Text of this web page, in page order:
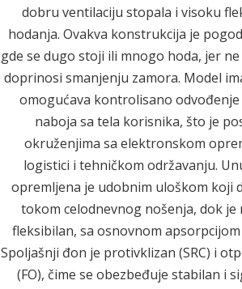
dobru ventilaciju stopala i visoku
hodanja. Ovakva konstrukcija je
gde se dugo stoji ili mnogo hoda, jer
doprinosi smanjenju zamora. Model
omogućava kontrolisano
naboja sa tela korisnika, što je
okruženjima sa elektronskom
logistici i tehničkom održavanju.
opremljena je udobnim uloškom koji
tokom celodnevnog nošenja, dok je
fleksibilan, sa osnovnom
Spoljašnji đon je protivklizan (SRC) i
(FO), čime se obezbeđuje stabilan i